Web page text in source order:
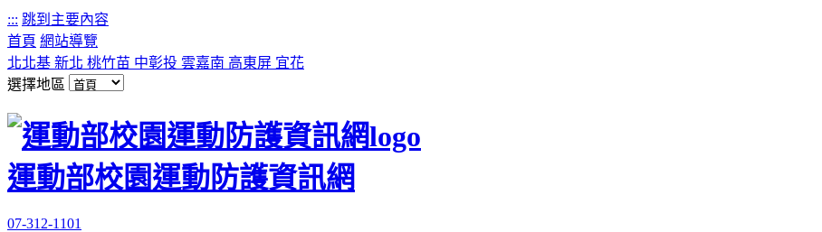
::: 跳到主要內容
首頁 網站導覽
北北基 新北 桃竹苗 中彰投 雲嘉南 高東屏 宜花
選擇地區
運動部校園運動防護資訊網
07-312-1101